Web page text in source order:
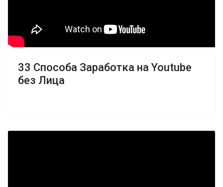
33 Cпособа Заработка на Youtube
без Лица